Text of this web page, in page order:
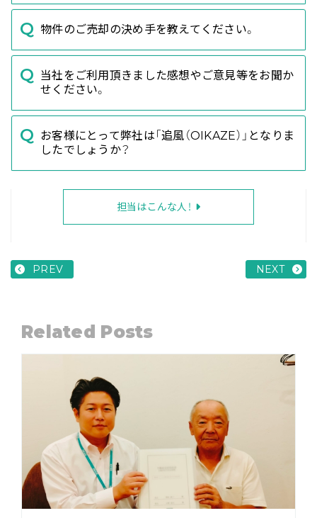
物件のご売却の決め手を教えてください。
当社をご利用頂きました感想やご意見等をお聞か
せください。
お客様にとって弊社は「追風（OIKAZE）」となりま
したでしょうか？
担当はこんな人！
PREV NEXT
Related Posts